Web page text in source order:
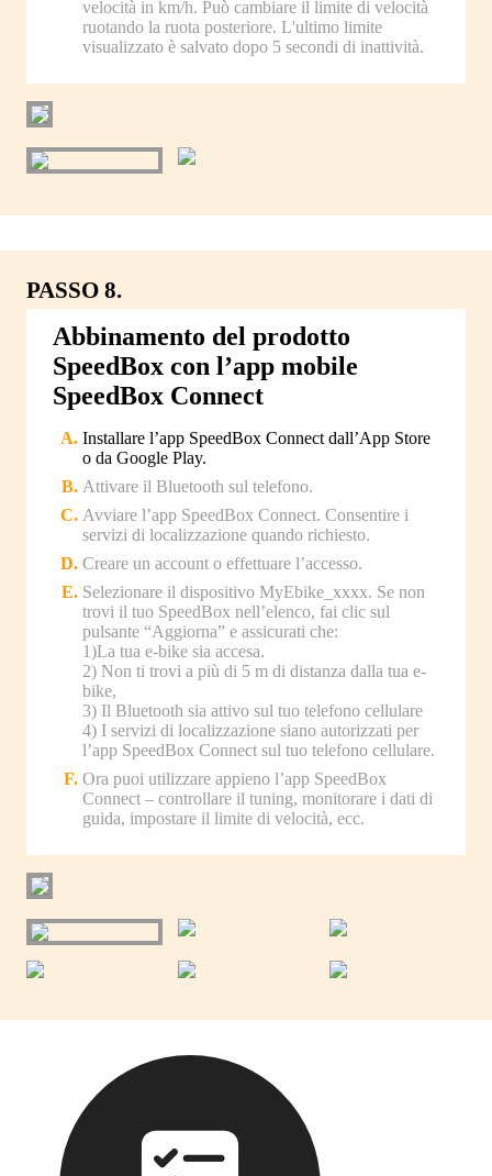
velocità in km/h. Può cambiare il limite di velocità
ruotando la ruota posteriore. L'ultimo limite
visualizzato è salvato dopo 5 secondi di inattività.
PASSO 8.
Abbinamento del prodotto
SpeedBox con l’app mobile
SpeedBox Connect
Installare l’app SpeedBox Connect dall’App Store
o da Google Play.
Attivare il Bluetooth sul telefono.
Avviare l’app SpeedBox Connect. Consentire i
servizi di localizzazione quando richiesto.
Creare un account o effettuare l’accesso.
Selezionare il dispositivo MyEbike_xxxx. Se non
trovi il tuo SpeedBox nell’elenco, fai clic sul
pulsante “Aggiorna” e assicurati che:
1)La tua e-bike sia accesa.
2) Non ti trovi a più di 5 m di distanza dalla tua e-
bike,
3) Il Bluetooth sia attivo sul tuo telefono cellulare
4) I servizi di localizzazione siano autorizzati per
l’app SpeedBox Connect sul tuo telefono cellulare.
Ora puoi utilizzare appieno l’app SpeedBox
Connect – controllare il tuning, monitorare i dati di
guida, impostare il limite di velocità, ecc.